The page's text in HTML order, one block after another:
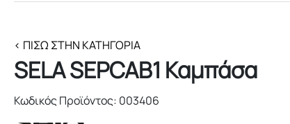
< ΠΊΣΩ ΣΤΗΝ ΚΑΤΗΓΟΡΊΑ
SELA SEPCAB1 Καμπάσα
Κωδικός Προϊόντος: 003406